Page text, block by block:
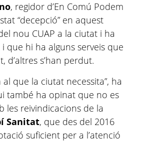
, regidor d’En Comú Podem
“decepció” en aquest
nou CUAP a la ciutat i ha
que hi ha alguns serveis que
d’altres s’han perdut.
que la ciutat necessita”, ha
també ha opinat que no es
les reivindicacions de la
Sanitat, que des del 2016
suficient per a l’atenció